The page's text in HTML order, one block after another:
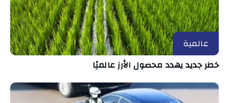
عالمية
خطر جديد يهدد محصول الأرز عالميًا